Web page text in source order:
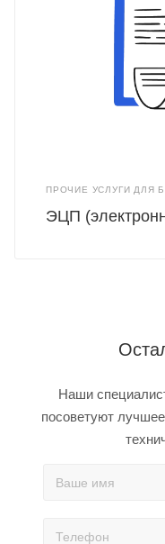
ПРОЧИЕ УСЛУГИ ДЛЯ
ЭЦП
Наши
посоветуют